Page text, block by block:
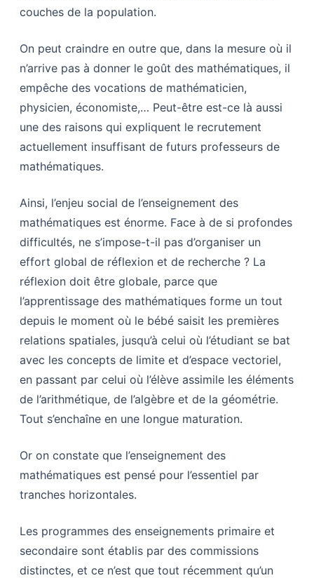
couches de la population.
On peut craindre en outre que, dans la mesure où il
n’arrive pas à donner le goût des mathématiques, il
empêche des vocations de mathématicien,
physicien, économiste,… Peut-être est-ce là aussi
une des raisons qui expliquent le recrutement
actuellement insuffisant de futurs professeurs de
mathématiques.
Ainsi, l’enjeu social de l’enseignement des
mathématiques est énorme. Face à de si profondes
difficultés, ne s’impose-t-il pas d’organiser un
effort global de réflexion et de recherche ? La
réflexion doit être globale, parce que
l’apprentissage des mathématiques forme un tout
depuis le moment où le bébé saisit les premières
relations spatiales, jusqu’à celui où l’étudiant se bat
avec les concepts de limite et d’espace vectoriel,
en passant par celui où l’élève assimile les éléments
de l’arithmétique, de l’algèbre et de la géométrie.
Tout s’enchaîne en une longue maturation.
Or on constate que l’enseignement des
mathématiques est pensé pour l’essentiel par
tranches horizontales.
Les programmes des enseignements primaire et
secondaire sont établis par des commissions
distinctes, et ce n’est que tout récemment qu’un